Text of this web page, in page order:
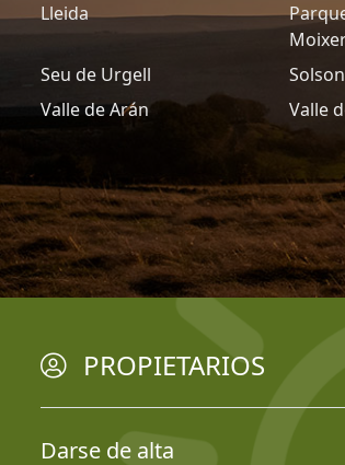
Lleida
Seu de Urgell
Valle de Arán
Valle
PROPIETARIOS
Darse de alta